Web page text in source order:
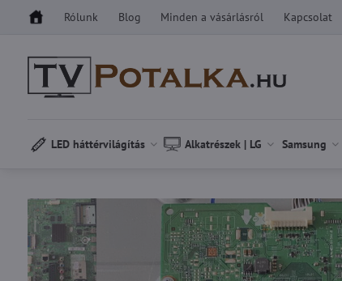
Rólunk Blog Minden a vásárlásról Kapcsolat
LED háttérvilágítás Alkatrészek | LG Samsung